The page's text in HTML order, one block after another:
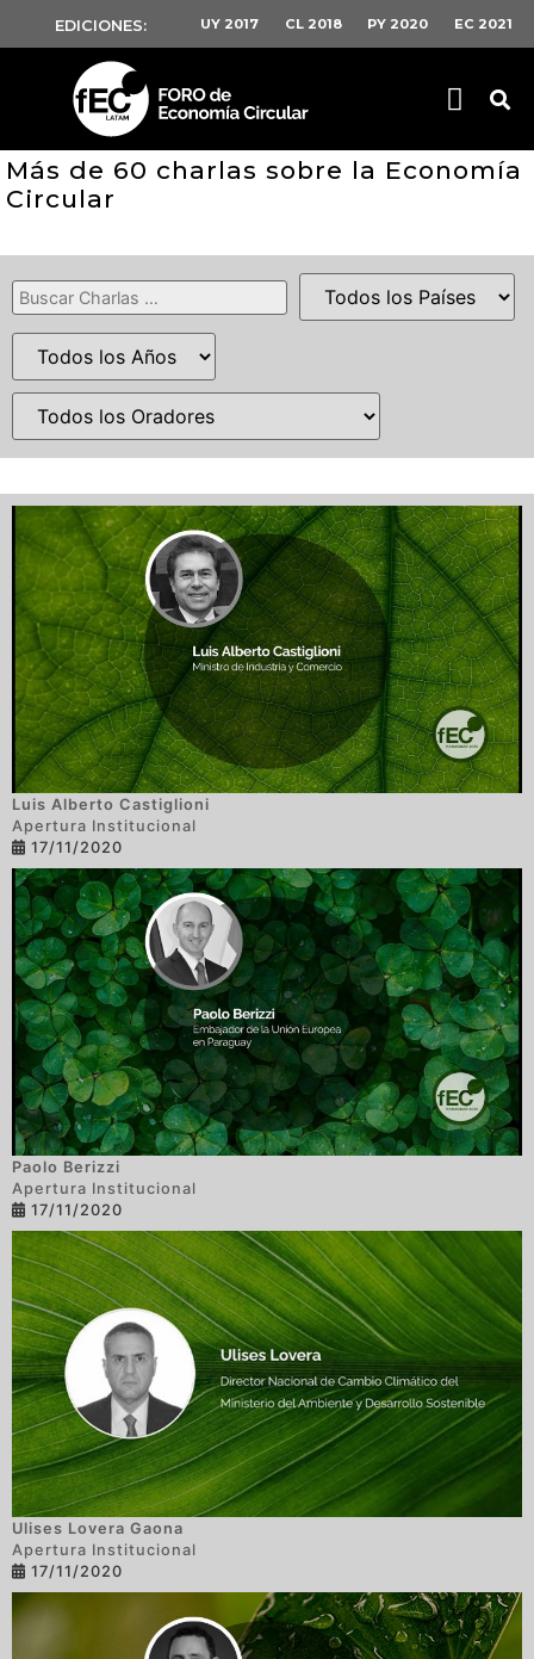
EDICIONES: UY 2017 CL 2018 PY 2020 EC 2021
Más de 60 charlas sobre la Economía
Circular
Luis Alberto Castiglioni
Apertura Institucional
17/11/2020
Paolo Berizzi
Apertura Institucional
17/11/2020
Ulises Lovera Gaona
Apertura Institucional
17/11/2020